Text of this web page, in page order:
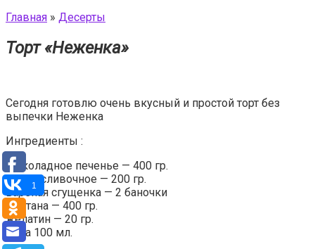
Главная » Десерты
Торт «Неженка»
Сегодня готовлю очень вкусный и простой торт без
выпечки Неженка
Ингредиенты :
шоколадное печенье — 400 гр.
масло сливочное — 200 гр.
вареная сгущенка — 2 баночки
сметана — 400 гр.
желатин — 20 гр.
вода 100 мл.
1